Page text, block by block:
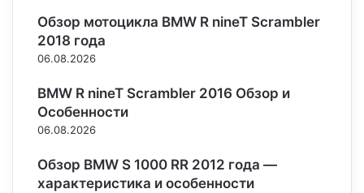
Обзор мотоцикла BMW R nineT Scrambler
2018 года
06.08.2026
BMW R nineT Scrambler 2016 Обзор и
Особенности
06.08.2026
Обзор BMW S 1000 RR 2012 года —
характеристика и особенности